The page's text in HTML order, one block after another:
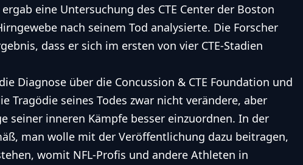
ergab eine Untersuchung des CTE Center der Boston
nach seinem Tod analysierte. Die Forscher
dass er sich im ersten von vier CTE-Stadien
Diagnose über die Concussion & CTE Foundation und
Tragödie seines Todes zwar nicht verändere, aber
seiner inneren Kämpfe besser einzuordnen. In der
man wolle mit der Veröffentlichung dazu beitragen,
womit NFL-Profis und andere Athleten in